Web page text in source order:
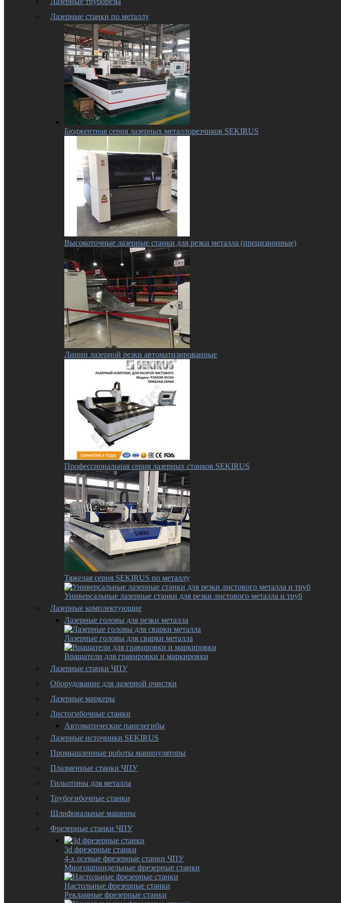
Лазерные станки по металлу
Бюджентная серия лазерных металлорезчиков SEKIRUS
Высокоточные лазерные станки для резки металла (прецизионные)
Линии лазерной резки автоматизированные
Профессиональная серия лазерных станков SEKIRUS
Тяжелая серия SEKIRUS по металлу
Универсальные лазерные станки для резки листового металла и труб
Лазерные комплектующие
Лазерные головы для резки металла
Лазерные головы для сварки металла
Вращатели для гравировки и маркировки
Лазерные станки ЧПУ
Оборудование для лазерной очистки
Лазерные маркеры
Листогибочные станки
Автоматические панелегибы
Лазерные источники SEKIRUS
Промышленные роботы манипуляторы
Плазменные станки ЧПУ
Гильотины для металла
Трубогибочные станки
Шлифовальные машины
Фрезерные станки ЧПУ
3d фрезерные станки
4-х осевые фрезерные станки ЧПУ
Многошпиндельные фрезерные станки
Настольные фрезерные станки
Рекламные фрезерные станки